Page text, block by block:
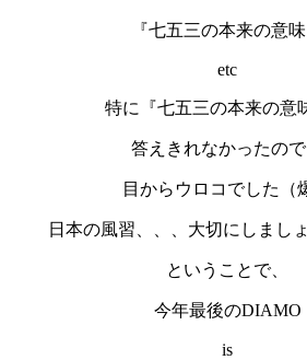
『七五三の本来の意味
etc
特に『七五三の本来の意
答えきれなかったので
目からウロコでした（
日本の風習、、、大切にしまし
ということで、
今年最後のDIAMO
is